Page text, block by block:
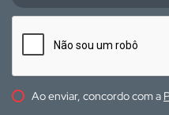
Ao enviar, concordo com a